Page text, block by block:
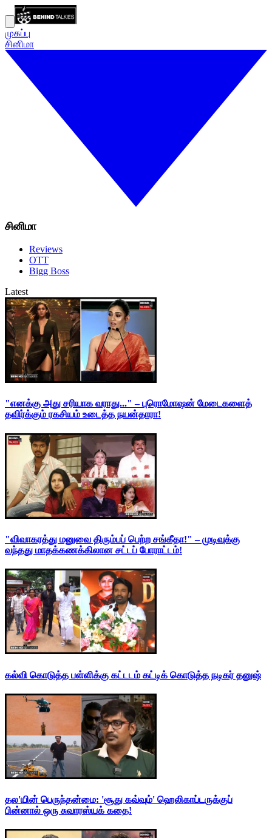
முகப்பு
சினிமா
சினிமா
Reviews
OTT
Bigg Boss
Latest
"எனக்கு அது சரியாக வராது..." – புரொமோஷன் மேடைகளைத்
தவிர்க்கும் ரகசியம் உடைத்த நயன்தாரா!
"விவாகரத்து மனுவை திரும்பப் பெற்ற சங்கீதா!" – முடிவுக்கு
வந்தது மாதக்கணக்கிலான சட்டப் போராட்டம்!
கல்வி கொடுத்த பள்ளிக்கு கட்டடம் கட்டிக் கொடுத்த நடிகர் தனுஷ்
தல'யின் பெருந்தன்மை: 'சூது கவ்வும்' ஹெலிகாப்டருக்குப்
பின்னால் ஒரு சுவாரஸ்யக் கதை!